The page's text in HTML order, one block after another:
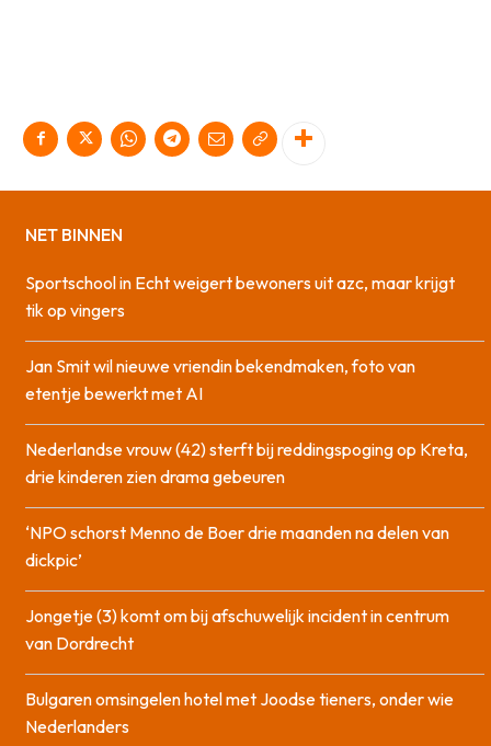
NET BINNEN
Sportschool in Echt weigert bewoners uit azc, maar krijgt
tik op vingers
Jan Smit wil nieuwe vriendin bekendmaken, foto van
etentje bewerkt met AI
Nederlandse vrouw (42) sterft bij reddingspoging op Kreta,
drie kinderen zien drama gebeuren
‘NPO schorst Menno de Boer drie maanden na delen van
dickpic’
Jongetje (3) komt om bij afschuwelijk incident in centrum
van Dordrecht
Bulgaren omsingelen hotel met Joodse tieners, onder wie
Nederlanders